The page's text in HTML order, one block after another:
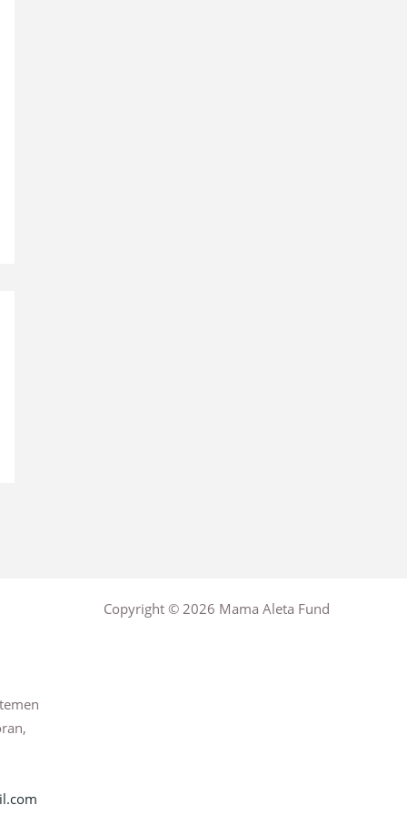
Copyright © 2026 Mama Aleta Fund